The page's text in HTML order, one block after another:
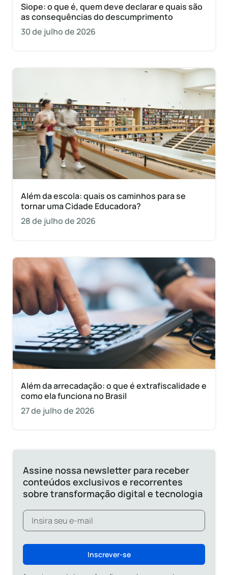
Siope: o que é, quem deve declarar e quais são
as consequências do descumprimento
30 de julho de 2026
Além da escola: quais os caminhos para se
tornar uma Cidade Educadora?
28 de julho de 2026
Além da arrecadação: o que é extrafiscalidade e
como ela funciona no Brasil
27 de julho de 2026
Assine nossa newsletter para receber
conteúdos exclusivos e recorrentes
sobre transformação digital e tecnologia
Inscrever-se